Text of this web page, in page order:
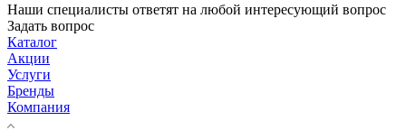
Наши специалисты ответят на любой интересующий вопрос
Задать вопрос
Каталог
Акции
Услуги
Бренды
Компания